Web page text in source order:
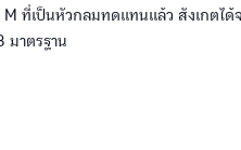
M ที่เป็นหัวกลมทดแทนแล้ว สังเกตได้
มาตรฐาน